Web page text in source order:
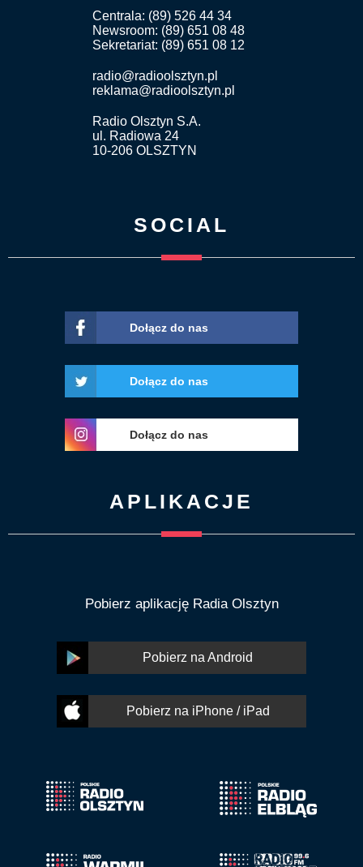
Centrala: (89) 526 44 34
Newsroom: (89) 651 08 48
Sekretariat: (89) 651 08 12
radio@radioolsztyn.pl
reklama@radioolsztyn.pl
Radio Olsztyn S.A.
ul. Radiowa 24
10-206 OLSZTYN
SOCIAL
Dołącz do nas
Dołącz do nas
Dołącz do nas
APLIKACJE
Pobierz aplikację Radia Olsztyn
Pobierz na Android
Pobierz na iPhone / iPad